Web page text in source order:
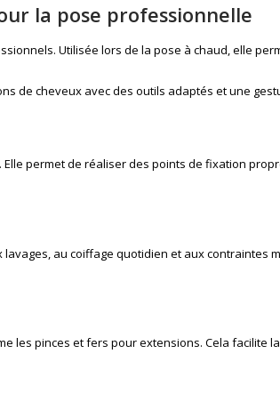
la pose professionnelle
Utilisée lors de la pose à chaud, elle
de cheveux avec des outils adaptés et une
permet de réaliser des points de fixation
au coiffage quotidien et aux contraintes
les pinces et fers pour extensions. Cela facilite